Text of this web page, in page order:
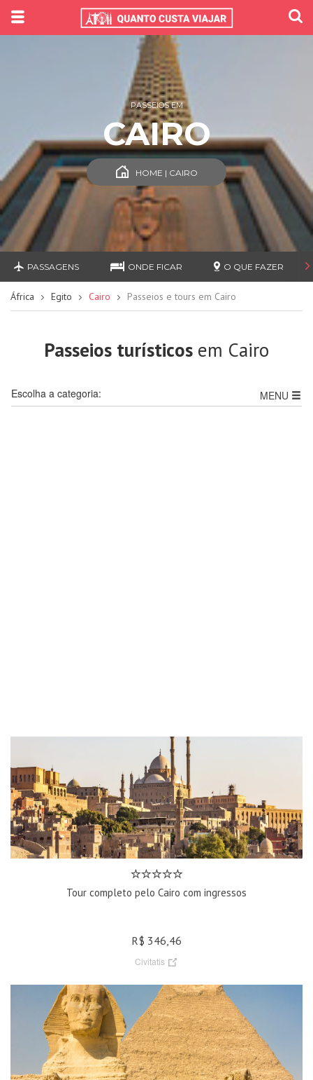
PASSEIOS EM
CAIRO
HOME | CAIRO
PASSAGENS ONDE FICAR O QUE FAZER
África Egito Cairo Passeios e tours em Cairo
Passeios turísticos em Cairo
MENU
Escolha a categoria:
Tour completo pelo Cairo com ingressos
R$ 346,46
Civitatis